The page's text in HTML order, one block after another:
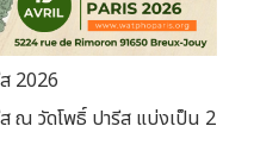
2026
ณ วัดโพธิ์ ปารีส แบ่งเป็น 2